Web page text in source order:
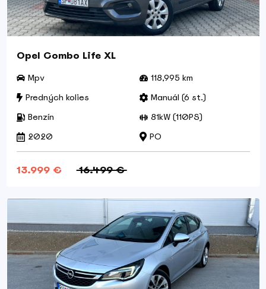
Opel Combo Life XL
Mpv
118,995 km
Predných kolies
Manuál (6 st.)
Benzín
81kW (110PS)
2020
PO
13.999 € 16.499 €